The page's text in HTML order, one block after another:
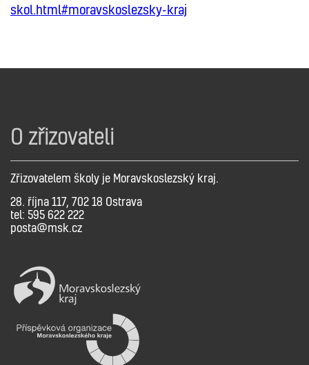
skol.html#moravskoslezsky-kraj
O zřizovateli
Zřizovatelem školy je Moravskoslezský kraj.
28. října 117, 702 18 Ostrava
tel: 595 622 222
posta@msk.cz